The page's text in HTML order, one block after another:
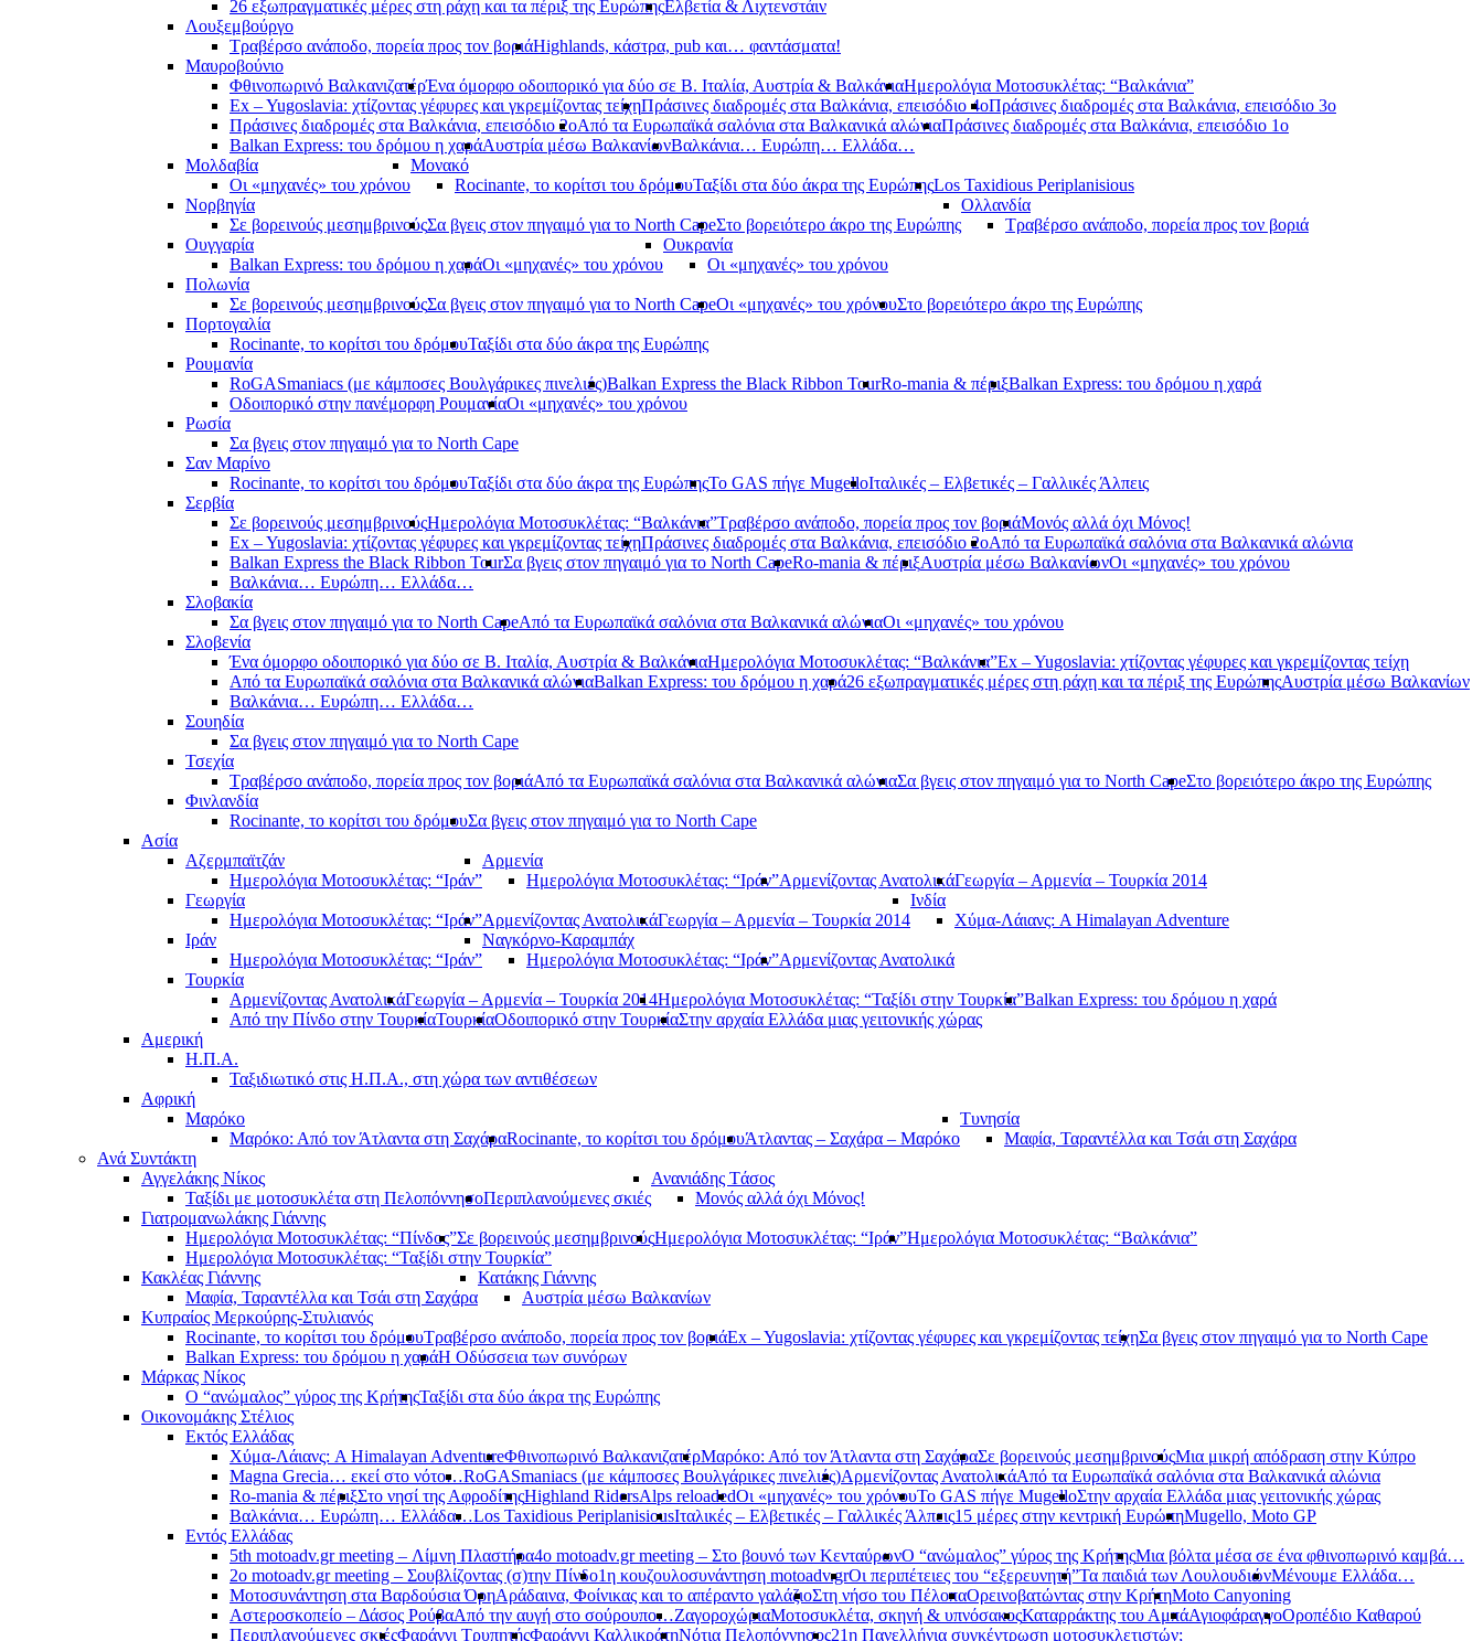
26 εξωπραγματικές μέρες στη ράχη και τα πέριξ της ΕυρώπηςΕλβετία & Λιχτενστάιν
Λουξεμβούργο
Τραβέρσο ανάποδο, πορεία προς τον βοριάHighlands, κάστρα, pub και… φαντάσματα!
Μαυροβούνιο
Φθινοπωρινό ΒαλκανιζατέρΈνα όμορφο οδοιπορικό για δύο σε Β. Ιταλία, Αυστρία & ΒαλκάνιαΗμερολόγια Μοτοσυκλέτας: “Βαλκάνια”
Ex – Yugoslavia: χτίζοντας γέφυρες και γκρεμίζοντας τείχηΠράσινες διαδρομές στα Βαλκάνια, επεισόδιο 4οΠράσινες διαδρομές στα Βαλκάνια, επεισόδιο 3ο
Πράσινες διαδρομές στα Βαλκάνια, επεισόδιο 2οΑπό τα Ευρωπαϊκά σαλόνια στα Βαλκανικά αλώνιαΠράσινες διαδρομές στα Βαλκάνια, επεισόδιο 1ο
Balkan Express: του δρόμου η χαράΑυστρία μέσω ΒαλκανίωνΒαλκάνια… Ευρώπη… Ελλάδα…
Μολδαβία
Οι «μηχανές» του χρόνου
Μονακό
Rocinante, το κορίτσι του δρόμουΤαξίδι στα δύο άκρα της ΕυρώπηςLos Taxidious Periplanisious
Νορβηγία
Σε βορεινούς μεσημβρινούςΣα βγεις στον πηγαιμό για το North CapeΣτο βορειότερο άκρο της Ευρώπης
Ολλανδία
Τραβέρσο ανάποδο, πορεία προς τον βοριά
Ουγγαρία
Balkan Express: του δρόμου η χαράΟι «μηχανές» του χρόνου
Ουκρανία
Οι «μηχανές» του χρόνου
Πολωνία
Σε βορεινούς μεσημβρινούςΣα βγεις στον πηγαιμό για το North CapeΟι «μηχανές» του χρόνουΣτο βορειότερο άκρο της Ευρώπης
Πορτογαλία
Rocinante, το κορίτσι του δρόμουΤαξίδι στα δύο άκρα της Ευρώπης
Ρουμανία
RoGASmaniacs (με κάμποσες Βουλγάρικες πινελιές)Balkan Express the Black Ribbon TourRo-mania & πέριξBalkan Express: του δρόμου η χαρά
Οδοιπορικό στην πανέμορφη ΡουμανίαΟι «μηχανές» του χρόνου
Ρωσία
Σα βγεις στον πηγαιμό για το North Cape
Σαν Μαρίνο
Rocinante, το κορίτσι του δρόμουΤαξίδι στα δύο άκρα της ΕυρώπηςΤο GAS πήγε MugelloΙταλικές – Ελβετικές – Γαλλικές Άλπεις
Σερβία
Σε βορεινούς μεσημβρινούςΗμερολόγια Μοτοσυκλέτας: “Βαλκάνια”Τραβέρσο ανάποδο, πορεία προς τον βοριάΜονός αλλά όχι Μόνος!
Ex – Yugoslavia: χτίζοντας γέφυρες και γκρεμίζοντας τείχηΠράσινες διαδρομές στα Βαλκάνια, επεισόδιο 2οΑπό τα Ευρωπαϊκά σαλόνια στα Βαλκανικά αλώνια
Balkan Express the Black Ribbon TourΣα βγεις στον πηγαιμό για το North CapeRo-mania & πέριξΑυστρία μέσω ΒαλκανίωνΟι «μηχανές» του χρόνου
Βαλκάνια… Ευρώπη… Ελλάδα…
Σλοβακία
Σα βγεις στον πηγαιμό για το North CapeΑπό τα Ευρωπαϊκά σαλόνια στα Βαλκανικά αλώνιαΟι «μηχανές» του χρόνου
Σλοβενία
Ένα όμορφο οδοιπορικό για δύο σε Β. Ιταλία, Αυστρία & ΒαλκάνιαΗμερολόγια Μοτοσυκλέτας: “Βαλκάνια”Ex – Yugoslavia: χτίζοντας γέφυρες και γκρεμίζοντας τείχη
Από τα Ευρωπαϊκά σαλόνια στα Βαλκανικά αλώνιαBalkan Express: του δρόμου η χαρά26 εξωπραγματικές μέρες στη ράχη και τα πέριξ της ΕυρώπηςΑυστρία μέσω Βαλκανίων
Βαλκάνια… Ευρώπη… Ελλάδα…
Σουηδία
Σα βγεις στον πηγαιμό για το North Cape
Τσεχία
Τραβέρσο ανάποδο, πορεία προς τον βοριάΑπό τα Ευρωπαϊκά σαλόνια στα Βαλκανικά αλώνιαΣα βγεις στον πηγαιμό για το North CapeΣτο βορειότερο άκρο της Ευρώπης
Φινλανδία
Rocinante, το κορίτσι του δρόμουΣα βγεις στον πηγαιμό για το North Cape
Ασία
Αζερμπαϊτζάν
Ημερολόγια Μοτοσυκλέτας: “Ιράν”
Αρμενία
Ημερολόγια Μοτοσυκλέτας: “Ιράν”Αρμενίζοντας ΑνατολικάΓεωργία – Αρμενία – Τουρκία 2014
Γεωργία
Ημερολόγια Μοτοσυκλέτας: “Ιράν”Αρμενίζοντας ΑνατολικάΓεωργία – Αρμενία – Τουρκία 2014
Ινδία
Χύμα-Λάιανς: A Himalayan Adventure
Ιράν
Ημερολόγια Μοτοσυκλέτας: “Ιράν”
Ναγκόρνο-Καραμπάχ
Ημερολόγια Μοτοσυκλέτας: “Ιράν”Αρμενίζοντας Ανατολικά
Τουρκία
Αρμενίζοντας ΑνατολικάΓεωργία – Αρμενία – Τουρκία 2014Ημερολόγια Μοτοσυκλέτας: “Ταξίδι στην Τουρκία”Balkan Express: του δρόμου η χαρά
Από την Πίνδο στην ΤουρκίαΤουρκίαΟδοιπορικό στην ΤουρκίαΣτην αρχαία Ελλάδα μιας γειτονικής χώρας
Αμερική
Η.Π.Α.
Ταξιδιωτικό στις Η.Π.Α., στη χώρα των αντιθέσεων
Αφρική
Μαρόκο
Μαρόκο: Από τον Άτλαντα στη ΣαχάραRocinante, το κορίτσι του δρόμουΆτλαντας – Σαχάρα – Μαρόκο
Τυνησία
Μαφία, Ταραντέλλα και Τσάι στη Σαχάρα
Ανά Συντάκτη
Αγγελάκης Νίκος
Ταξίδι με μοτοσυκλέτα στη ΠελοπόννησοΠεριπλανούμενες σκιές
Ανανιάδης Tάσος
Μονός αλλά όχι Μόνος!
Γιατρομανωλάκης Γιάννης
Ημερολόγια Μοτοσυκλέτας: “Πίνδος”Σε βορεινούς μεσημβρινούςΗμερολόγια Μοτοσυκλέτας: “Ιράν”Ημερολόγια Μοτοσυκλέτας: “Βαλκάνια”
Ημερολόγια Μοτοσυκλέτας: “Ταξίδι στην Τουρκία”
Κακλέας Γιάννης
Μαφία, Ταραντέλλα και Τσάι στη Σαχάρα
Κατάκης Γιάννης
Αυστρία μέσω Βαλκανίων
Κυπραίος Μερκούρης-Στυλιανός
Rocinante, το κορίτσι του δρόμουΤραβέρσο ανάποδο, πορεία προς τον βοριάEx – Yugoslavia: χτίζοντας γέφυρες και γκρεμίζοντας τείχηΣα βγεις στον πηγαιμό για το North Cape
Balkan Express: του δρόμου η χαράΗ Οδύσσεια των συνόρων
Μάρκας Νίκος
Ο “ανώμαλος” γύρος της ΚρήτηςΤαξίδι στα δύο άκρα της Ευρώπης
Οικονομάκης Στέλιος
Εκτός Ελλάδας
Χύμα-Λάιανς: A Himalayan AdventureΦθινοπωρινό ΒαλκανιζατέρΜαρόκο: Από τον Άτλαντα στη ΣαχάραΣε βορεινούς μεσημβρινούςΜια μικρή απόδραση στην Κύπρο
Magna Grecia… εκεί στο νότο…RoGASmaniacs (με κάμποσες Βουλγάρικες πινελιές)Αρμενίζοντας ΑνατολικάΑπό τα Ευρωπαϊκά σαλόνια στα Βαλκανικά αλώνια
Ro-mania & πέριξΣτο νησί της ΑφροδίτηςHighland RidersAlps reloadedΟι «μηχανές» του χρόνουΤο GAS πήγε MugelloΣτην αρχαία Ελλάδα μιας γειτονικής χώρας
Βαλκάνια… Ευρώπη… Ελλάδα…Los Taxidious PeriplanisiousΙταλικές – Ελβετικές – Γαλλικές Άλπεις15 μέρες στην κεντρική ΕυρώπηMugello, Moto GP
Εντός Ελλάδας
5th motoadv.gr meeting – Λίμνη Πλαστήρα4ο motoadv.gr meeting – Στο βουνό των ΚενταύρωνΟ “ανώμαλος” γύρος της ΚρήτηςΜια βόλτα μέσα σε ένα φθινοπωρινό καμβά…
2ο motoadv.gr meeting – Σουβλίζοντας (σ)την Πίνδο1η κουζουλοσυνάντηση motoadv.grΟι περιπέτειες του “εξερευνητή”Τα παιδιά των ΛουλουδιώνΜένουμε Ελλάδα…
Μοτοσυνάντηση στα Βαρδούσια ΌρηΑράδαινα, Φοίνικας και το απέραντο γαλάζιοΣτη νήσο του ΠέλοπαΟρεινοβατώντας στην ΚρήτηMoto Canyoning
Αστεροσκοπείο – Δάσος ΡούβαΑπό την αυγή στο σούρουπο…ΖαγοροχώριαΜοτοσυκλέτα, σκηνή & υπνόσακοςΚαταρράκτης του ΑμπάΑγιοφάραγγοΟροπέδιο Καθαρού
Περιπλανούμενες σκιέςΦαράγγι ΤρυπητήςΦαράγγι ΚαλλικράτηΝότια Πελοπόννησος21η Πανελλήνια συγκέντρωση μοτοσυκλετιστών;